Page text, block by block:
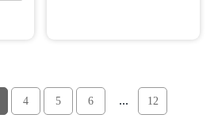
4 5 6 ... 12